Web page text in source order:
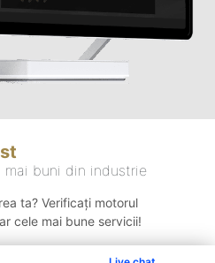
mai buni din industrie
ta? Verificați motorul
cele mai bune servicii!